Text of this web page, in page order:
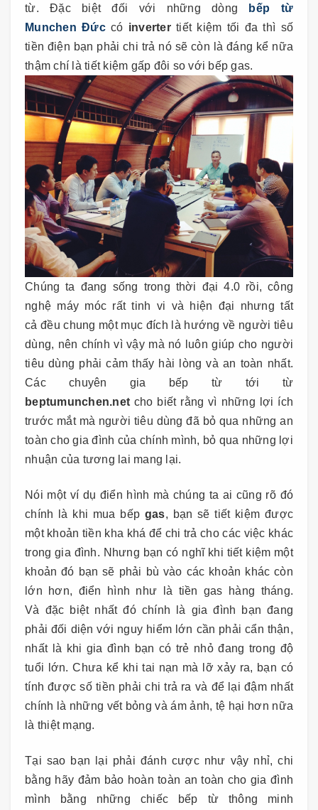
từ. Đặc biệt đối với những dòng
bếp từ
Munchen Đứccó invertertiết kiệm tối đa thì số
tiền điện bạn phải chi trả nó sẽ còn là đáng kể nữa
thậm chí là tiết kiệm gấp đôi so với bếp gas.
Chúng ta đang sống trong thời đại 4.0 rồi, công
nghệ máy móc rất tinh vi và hiện đại nhưng tất
cả đều chung một mục đích là hướng về người tiêu
dùng, nên chính vì vậy mà nó luôn giúp cho người
tiêu dùng phải cảm thấy hài lòng và an toàn nhất.
Các chuyên gia bếp từ tới từ
beptumunchen.net cho biết rằng vì những lợi ích
trước mắt mà người tiêu dùng đã bỏ qua những an
toàn cho gia đình của chính mình, bỏ qua những lợi
nhuận của tương lai mang lại.
Nói một ví dụ điển hình mà chúng ta ai cũng rõ đó
chính là khi mua bếp gas, bạn sẽ tiết kiệm được
một khoản tiền kha khá để chi trả cho các việc khác
trong gia đình. Nhưng bạn có nghĩ khi tiết kiệm một
khoản đó bạn sẽ phải bù vào các khoản khác còn
lớn hơn, điển hình như là tiền gas hàng tháng.
Và đặc biệt nhất đó chính là gia đình bạn đang
phải đối diện với nguy hiểm lớn cần phải cẩn thận,
nhất là khi gia đình bạn có trẻ nhỏ đang trong độ
tuổi lớn. Chưa kể khi tai nạn mà lỡ xảy ra, bạn có
tính được số tiền phải chi trả ra và để lại đậm nhất
chính là những vết bỏng và ám ảnh, tệ hại hơn nữa
là thiệt mạng.
Tại sao bạn lại phải đánh cược như vậy nhỉ, chi
bằng hãy đảm bảo hoàn toàn an toàn cho gia đình
mình bằng những chiếc bếp từ thông minh